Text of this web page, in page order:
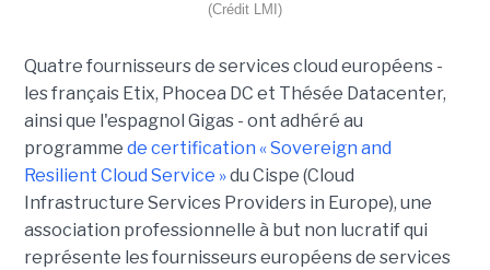
(Crédit LMI)
Quatre fournisseurs de services cloud européens -
les français Etix, Phocea DC et Thésée Datacenter,
ainsi que l'espagnol Gigas - ont adhéré au
programme de certification « Sovereign and
Resilient Cloud Service »du Cispe (Cloud
Infrastructure Services Providers in Europe), une
association professionnelle à but non lucratif qui
représente les fournisseurs européens de services